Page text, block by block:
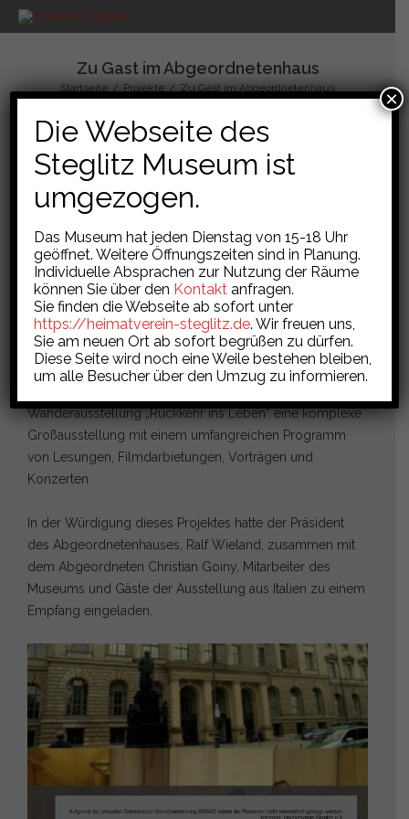
Zu Gast im Abgeordnetenhaus
Startseite / Projekte / Zu Gast im Abgeordnetenhaus
Zu Gast im Abgeordnetenhaus
Das Museum engagiert sich in der Aufarbeitung der
Geschichte. In einem umfangreichen Projekt in
Zusammenarbeit mit der Johannes Kirchengemeinde
und der Gemeinde Dahlem projektierte die Kuratorin der
Ausstellung, Gabriele Schuster, in enger Mitwirkung mit
Monika Gesierich eine Geschichtsdarstellung über das
Buch „SS Geiseln in der Alpenfestung“ nach dem
gleichnamigen Buch von Hans Günther Richardi. In der
Wanderausstellung „Rückkehr ins Leben“ eine komplexe
Großausstellung mit einem umfangreichen Programm
von Lesungen, Filmdarbietungen, Vorträgen und
Konzerten.
In der Würdigung dieses Projektes hatte der Präsident
des Abgeordnetenhauses, Ralf Wieland, zusammen mit
dem Abgeordneten Christian Goiny, Mitarbeiter des
Museums und Gäste der Ausstellung aus Italien zu einem
Empfang eingeladen.
Die Webseite des
Steglitz Museum ist
umgezogen.
Das Museum hat jeden Dienstag von 15-18 Uhr
geöffnet. Weitere Öffnungszeiten sind in Planung.
Individuelle Absprachen zur Nutzung der Räume
können Sie über den Kontakt anfragen.
Sie finden die Webseite ab sofort unter
https://heimatverein-steglitz.de. Wir freuen uns,
Sie am neuen Ort ab sofort begrüßen zu dürfen.
Diese Seite wird noch eine Weile bestehen bleiben,
um alle Besucher über den Umzug zu informieren.
×